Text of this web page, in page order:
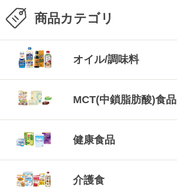
商品カテゴリ
オイル/調味料
MCT(中鎖脂肪酸)食品
健康食品
介護食